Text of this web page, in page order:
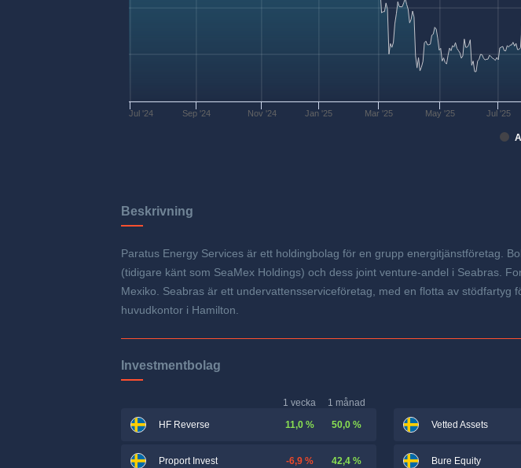
Jul '24 Sep '24 Nov '24 Jan '25 Mar '25 May '25 Jul '25
Beskrivning
Paratus Energy Services är ett holdingbolag för en grupp energitjänstföretag.
(tidigare känt som SeaMex Holdings) och dess joint venture-andel i Seabras.
Mexiko. Seabras är ett undervattensserviceföretag, med en flotta av
huvudkontor i Hamilton.
Investmentbolag
1 vecka
1 månad
HF Reverse
11,0 % 50,0 %
Proport Invest -6,9 % 42,4 %
Vetted Assets
Bure Equity